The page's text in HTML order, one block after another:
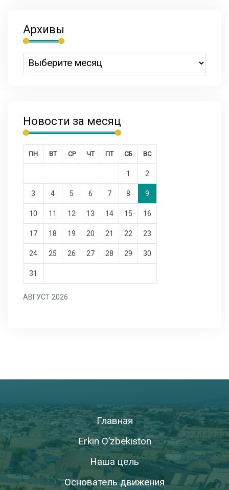
Архивы
Новости за месяц
АВГУСТ 2026
ПН ВТ СР ЧТ ПТ СБ ВС
1 2
3 4 5 6 7 8 9
10 11 12 13 14 15 16
17 18 19 20 21 22 23
24 25 26 27 28 29 30
31
Главная
Erkin O’zbekiston
Наша цель
Основатель движения